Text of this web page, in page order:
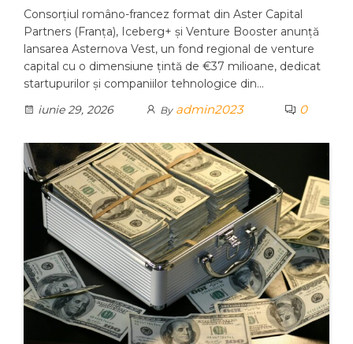
Consorțiul româno-francez format din Aster Capital
Partners (Franța), Iceberg+ și Venture Booster anunță
lansarea Asternova Vest, un fond regional de venture
capital cu o dimensiune țintă de €37 milioane, dedicat
startupurilor și companiilor tehnologice din…
iunie 29, 2026
By admin2023 0